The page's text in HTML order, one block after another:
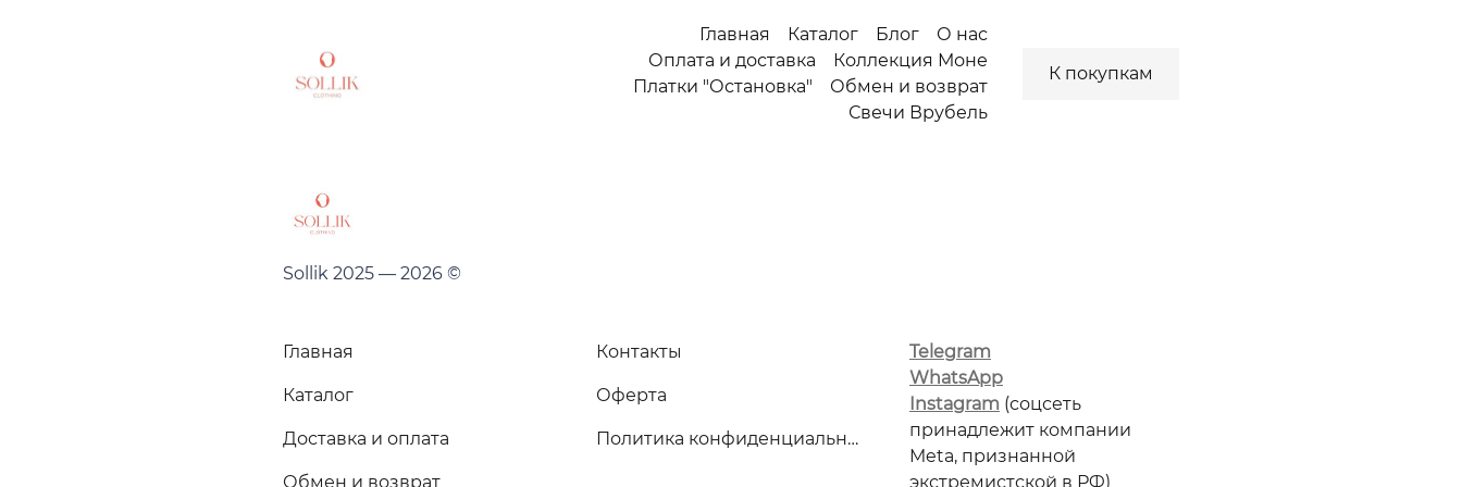
Главная Каталог Блог
О нас
Оплата и доставка
Коллекция Моне
Платки "Остановка"
Обмен и возврат
Свечи Врубель
К покупкам
Sollik 2025 — 2026 ©
Главная
Каталог
Доставка и оплата
Обмен и возврат
Контакты
Оферта
Политика конфиденциальности
Telegram
WhatsApp
Instagram (соцсеть
принадлежит компании
Meta, признанной
экстремистской в РФ)